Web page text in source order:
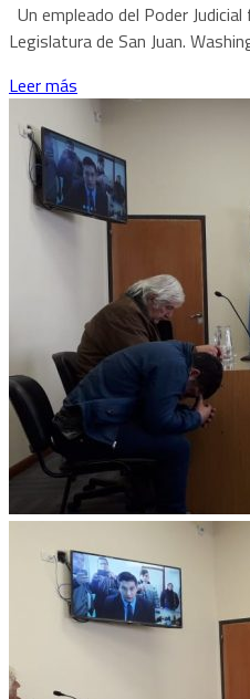
Un empleado del Poder
Legislatura de San Juan.
Leer más